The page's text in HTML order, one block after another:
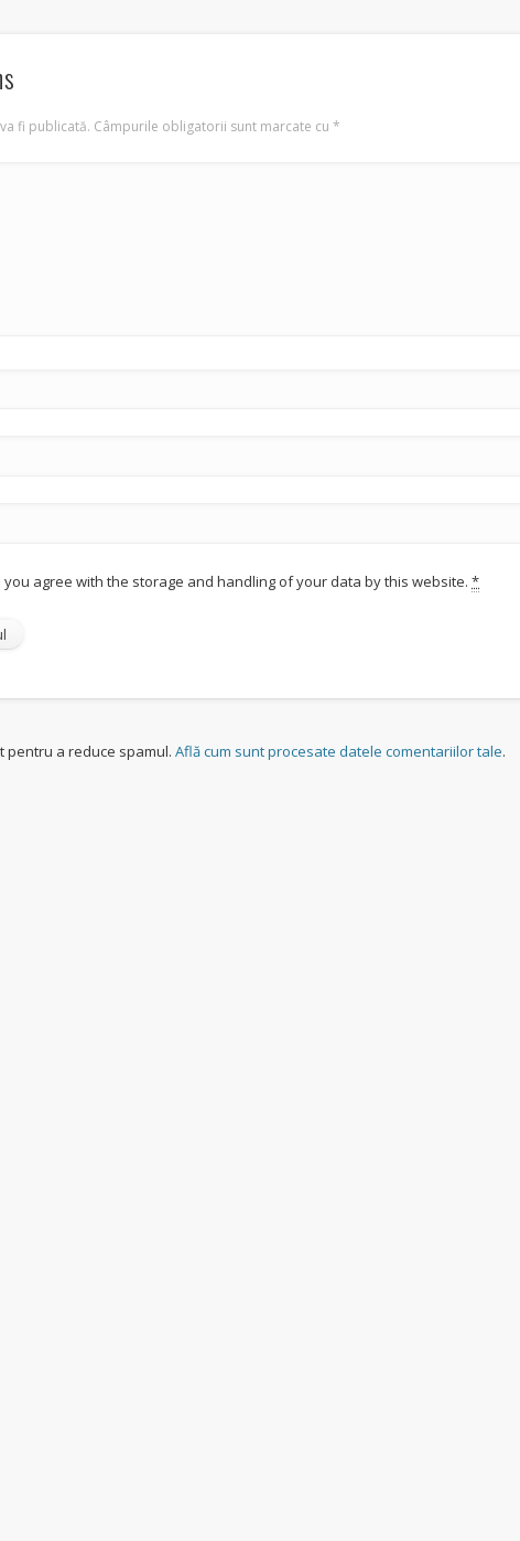
fi publicată. Câmpurile obligatorii sunt marcate cu*
you agree with the storage and handling of your data by this website.*
pentru a reduce spamul.Află cum sunt procesate datele comentariilor tale.